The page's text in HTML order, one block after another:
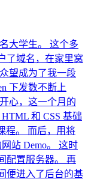
大学生。 这个多
了域名，在家里窝
望成为了我一段
下发数不断上
心，这一个月的
和 CSS 基础
程。 而后，用将
站 Demo。 这时
配置服务器。 再
便进入了后台的基